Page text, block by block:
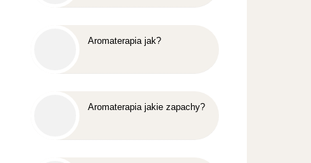
Aromaterapia jak?
Aromaterapia jakie zapachy?